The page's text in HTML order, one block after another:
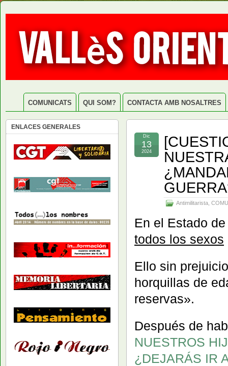
COMUNICATS QUI SOM? CONTACTA AMB NOSALTRES
Antimilitarista
Dic
13
2024
En el Estado
todos los sexos
Ello sin
horquillas de
reservas».
Después de
NUESTROS
¿DEJARÁS IR
ENLACES GENERALES